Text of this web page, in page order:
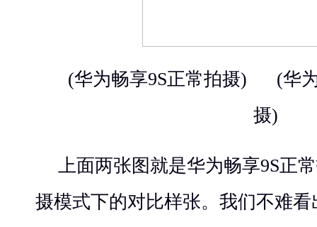
(华为畅享9S正常拍摄) (华为
摄)
上面两张图就是华为畅享9S正
摄模式下的对比样张。我们不难